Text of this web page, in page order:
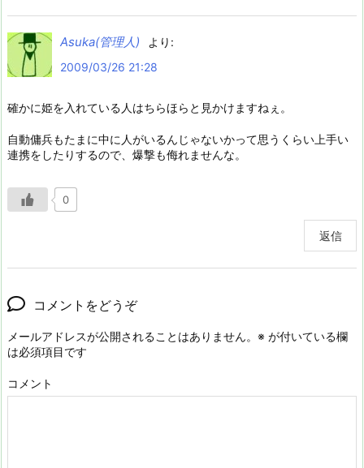
Asuka(管理人)
より:
2009/03/26 21:28
確かに姫を入れている人はちらほらと見かけますねぇ。
自動傭兵もたまに中に人がいるんじゃないかって思うくらい上手い
連携をしたりするので、爆撃も侮れませんな。
0
返信
コメントをどうぞ
メールアドレスが公開されることはありません。 ※ が付いている欄
は必須項目です
コメント